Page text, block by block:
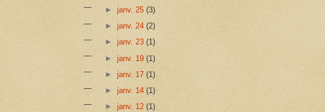
► janv. 25 (3)
► janv. 24 (2)
► janv. 23 (1)
► janv. 19 (1)
► janv. 17 (1)
► janv. 14 (1)
► janv. 12 (1)